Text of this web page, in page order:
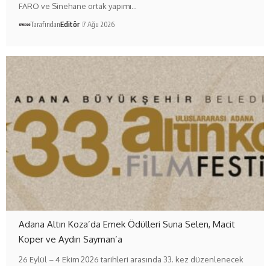
FARO ve Sinehane ortak yapımı…
TarafındanEditör 7 Ağu 2026
Adana Altın Koza’da Emek Ödülleri Suna Selen, Macit
Koper ve Aydın Sayman’a
26 Eylül – 4 Ekim 2026 tarihleri arasında 33. kez düzenlenecek